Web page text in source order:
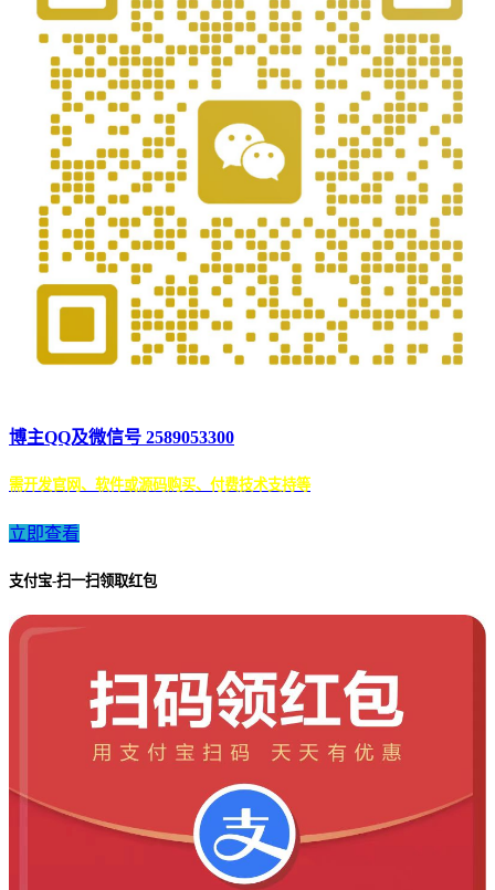
博主QQ及微信号 2589053300
需开发官网、软件或源码购买、付费技术支持等
立即查看
支付宝-扫一扫领取红包